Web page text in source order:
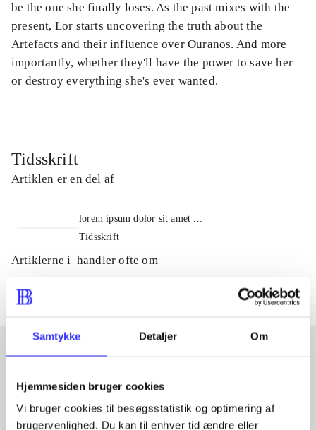
Samtykke Detaljer Om
Hjemmesiden bruger cookies
Vi bruger cookies til besøgsstatistik og optimering af
brugervenlighed. Du kan til enhver tid ændre eller
be the one she finally loses. As the past mixes with the
present, Lor starts uncovering the truth about the
Artefacts and their influence over Ouranos. And more
importantly, whether they'll have the power to save her
or destroy everything she's ever wanted.
Tidsskrift
Artiklen er en del af
lorem ipsum dolor sit amet ...
Tidsskrift
Artiklerne i handler ofte om
Artikler med samme emner
Fra